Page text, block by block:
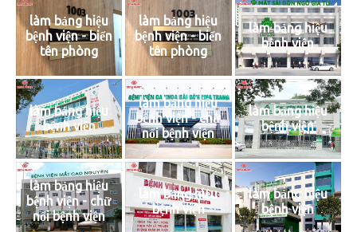
làm bảng hiệu
bệnh viện - biển
tên phòng
làm bảng hiệu
bệnh viện - biển
tên phòng
làm bảng hiệu
bệnh viện
làm bảng hiệu
bệnh viện
làm bảng hiệu
bệnh viện - chữ
nổi bệnh viện
làm bảng hiệu
bệnh viện
làm bảng hiệu
bệnh viện - chữ
nổi bệnh viện
làm bảng hiệu
bệnh viện
làm bảng hiệu
bệnh viện